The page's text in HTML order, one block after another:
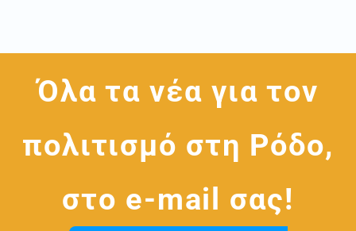
Όλα τα νέα για τον
πολιτισμό στη Ρόδο,
στο e-mail σας!